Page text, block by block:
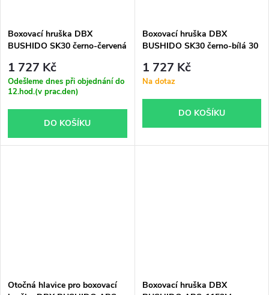
Boxovací hruška DBX
BUSHIDO SK30 černo-červená
1 727 Kč
Odešleme dnes při objednání do
12.hod.(v prac.den)
DO KOŠÍKU
Boxovací hruška DBX
BUSHIDO SK30 černo-bílá 30
1 727 Kč
Na dotaz
DO KOŠÍKU
Otočná hlavice pro boxovací
Boxovací hruška DBX